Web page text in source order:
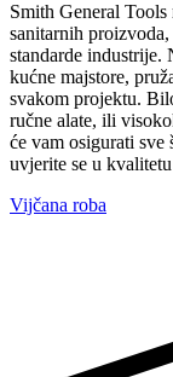
Smith General
sanitarnih
standarde industrije.
kućne majstore,
svakom projektu.
ručne alate, ili
će vam osigurati sve
uvjerite se u
Vijčana roba